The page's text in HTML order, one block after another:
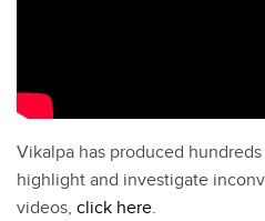
Vikalpa has produced
highlight and investigate
videos, click here.